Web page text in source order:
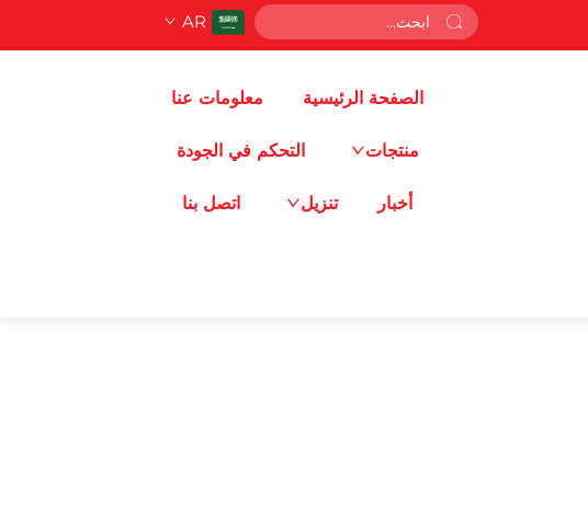
AR
الصفحة الرئيسية معلومات عنا
منتجات التحكم في الجودة
أخبار تنزيل اتصل بنا